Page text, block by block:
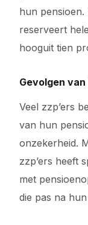
hun pensioen.
reserveert
hooguit tien
Gevolgen
Veel zzp’ers
van hun
onzekerheid.
zzp’ers heeft
met
die pas na